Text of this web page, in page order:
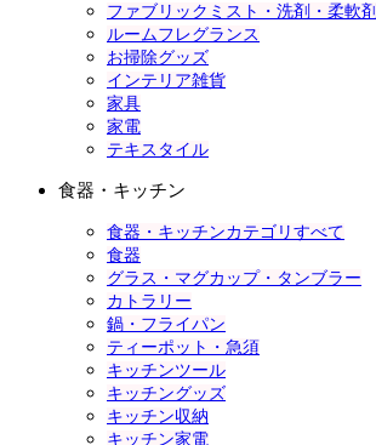
ファブリックミスト・洗剤・柔軟剤
ルームフレグランス
お掃除グッズ
インテリア雑貨
家具
家電
テキスタイル
食器・キッチン
食器・キッチンカテゴリすべて
食器
グラス・マグカップ・タンブラー
カトラリー
鍋・フライパン
ティーポット・急須
キッチンツール
キッチングッズ
キッチン収納
キッチン家電